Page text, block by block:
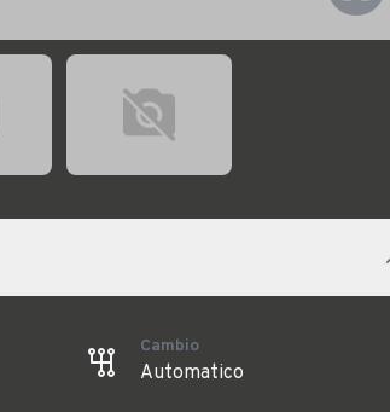
Cambio
Automatico